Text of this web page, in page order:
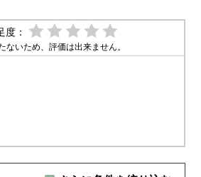
度：
ないため、評価は出来ません。